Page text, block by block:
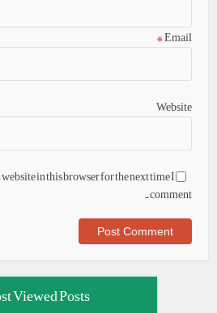
Email
*
Website
in this browser for the next time I
comment.
Viewed Posts